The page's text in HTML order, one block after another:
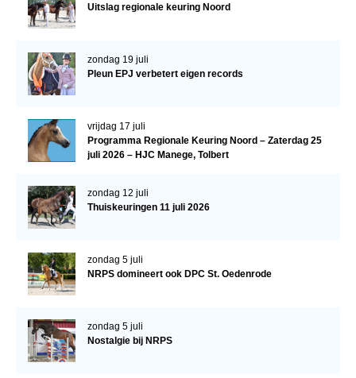
Röntgenonderzoek
Dekhengsten
Zoek een hengst
HENGSTEN ONLINE
Hengstenselectie
AANMELDEN HENGSTENKEURING ONDER HET
Verrichtingsonderzoek 2025-2026
Verrichtingsonderzoek 2023-2024
Uitslag regionale keuring Noord
zondag 19 juli
Pleun EPJ verbetert eigen records
vrijdag 17 juli
Programma Regionale Keuring Noord – Zaterdag 25
juli 2026 – HJC Manege, Tolbert
zondag 12 juli
Thuiskeuringen 11 juli 2026
zondag 5 juli
NRPS domineert ook DPC St. Oedenrode
zondag 5 juli
Nostalgie bij NRPS